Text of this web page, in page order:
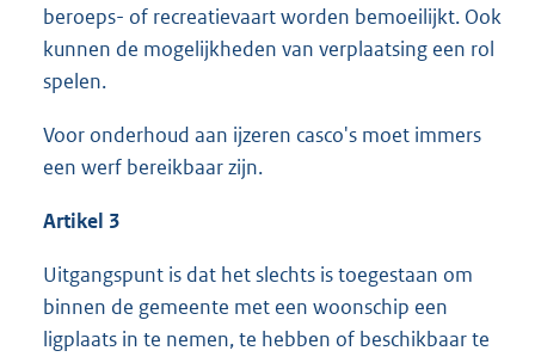
beroeps- of recreatievaart worden bemoeilijkt. Ook
kunnen de mogelijkheden van verplaatsing een rol
spelen.
Voor onderhoud aan ijzeren casco's moet immers
een werf bereikbaar zijn.
Artikel 3
Uitgangspunt is dat het slechts is toegestaan om
binnen de gemeente met een woonschip een
ligplaats in te nemen, te hebben of beschikbaar te